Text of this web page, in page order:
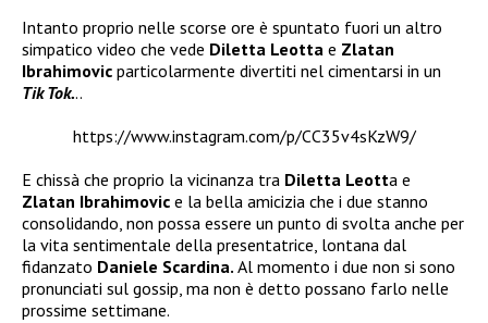
Intanto proprio nelle scorse ore è spuntato fuori un altro
simpatico video che vede Diletta Leotta e Zlatan
Ibrahimovic particolarmente divertiti nel cimentarsi in un
Tik Tok...
https://www.instagram.com/p/CC35v4sKzW9/
E chissà che proprio la vicinanza tra Diletta Leotta e
Zlatan Ibrahimovic e la bella amicizia che i due stanno
consolidando, non possa essere un punto di svolta anche per
la vita sentimentale della presentatrice, lontana dal
fidanzato Daniele Scardina. Al momento i due non si sono
pronunciati sul gossip, ma non è detto possano farlo nelle
prossime settimane.